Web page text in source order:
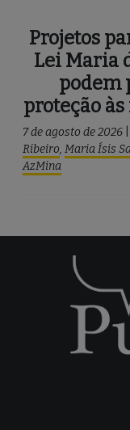
Projetos
Lei Maria
podem
proteção
7 de agosto de 2026
Ribeiro, Maria Ísis
AzMina